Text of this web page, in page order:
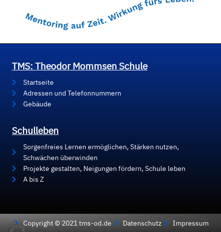
TMS: Theodor Mommsen Schule
Startseite
Adressen und Telefonnummern
Gebäude
Schulleben
Sorgenfreies Lernen ermöglichen, Stärken nutzen,
Schwächen überwinden
Projekte gestalten, Neigungen fördern, Schule leben
A bis Z
Copyright © 2021 tms-od.de Datenschutz Impressum